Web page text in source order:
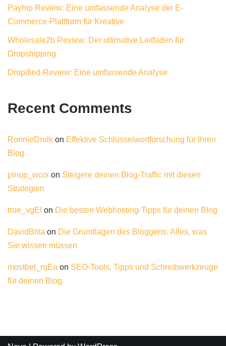
Payhip Review: Eine umfassende Analyse der E-
Commerce-Plattform für Kreative
Wholesale2b Review: Der ultimative Leitfaden für
Dropshipping
Dropified-Review: Eine umfassende Analyse
Recent Comments
RonnieDrulk on Effektive Schlüsselwortforschung für Ihren
Blog
pinup_wcoi on Steigere deinen Blog-Traffic mit diesen
Strategien
true_vgEl on Die besten Webhosting-Tipps für deinen Blog
DavidBlita on Die Grundlagen des Bloggens: Alles, was
Sie wissen müssen
mostbet_rqEa on SEO-Tools, Tipps und Schreibwerkzeuge
für deinen Blog